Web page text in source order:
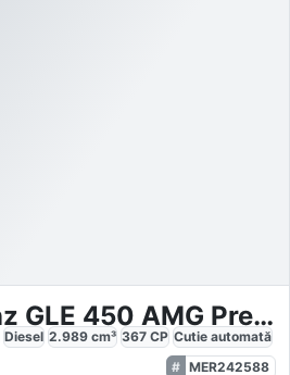
Mercedes-Benz GLE 450 AMG Premium Airmatic
Diesel 2.989 cm³ 367 CP Cutie automată
MER242588